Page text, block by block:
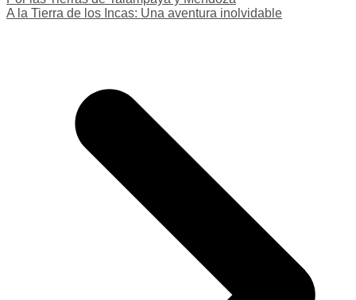
A la Tierra de los Incas: Una aventura inolvidable